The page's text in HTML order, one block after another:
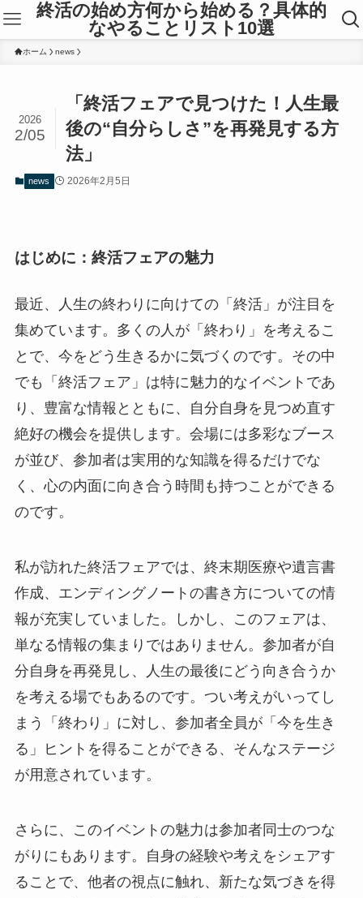
終活の始め方何から始める？具体的
なやることリスト10選
ホーム news
「終活フェアで見つけた！人生最
後の“自分らしさ”を再発見する方
法」
2026
2/05
news 2026年2月5日
はじめに：終活フェアの魅力
最近、人生の終わりに向けての「終活」が注目を
集めています。多くの人が「終わり」を考えるこ
とで、今をどう生きるかに気づくのです。その中
でも「終活フェア」は特に魅力的なイベントであ
り、豊富な情報とともに、自分自身を見つめ直す
絶好の機会を提供します。会場には多彩なブース
が並び、参加者は実用的な知識を得るだけでな
く、心の内面に向き合う時間も持つことができる
のです。
私が訪れた終活フェアでは、終末期医療や遺言書
作成、エンディングノートの書き方についての情
報が充実していました。しかし、このフェアは、
単なる情報の集まりではありません。参加者が自
分自身を再発見し、人生の最後にどう向き合うか
を考える場でもあるのです。つい考えがいってし
まう「終わり」に対し、参加者全員が「今を生き
る」ヒントを得ることができる、そんなステージ
が用意されています。
さらに、このイベントの魅力は参加者同士のつな
がりにもあります。自身の経験や考えをシェアす
ることで、他者の視点に触れ、新たな気づきを得